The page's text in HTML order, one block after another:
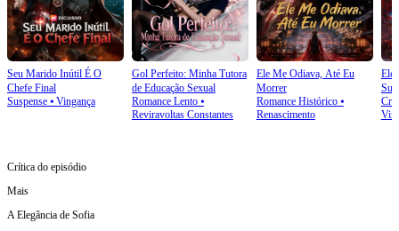
Seu Marido Inútil É O
Chefe Final
Suspense ⦁ Vingança
Gol Perfeito: Minha Tutora
de Educação Sexual
Romance Lento⦁
Reviravoltas Constantes
Ele Me Odiava, Até Eu
Morrer
Romance Histórico⦁
Renascimento
Ele
Crítica do episódio
Mais
A Elegância de Sofia